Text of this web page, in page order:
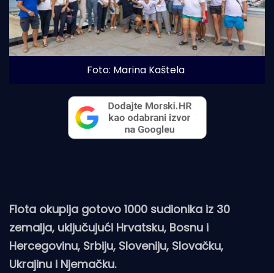
Foto: Marina Kaštela
Flota okuplja gotovo 1000 sudionika iz 30
zemalja, uključujući Hrvatsku, Bosnu i
Hercegovinu, Srbiju, Sloveniju, Slovačku,
Ukrajinu i Njemačku.